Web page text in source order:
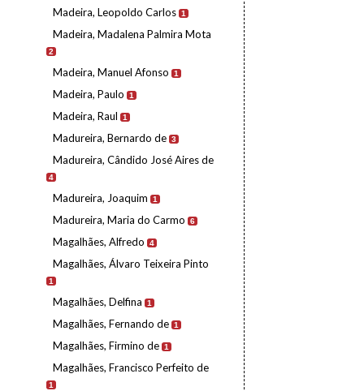
Madeira, Leopoldo Carlos 1
Madeira, Madalena Palmira Mota
2
Madeira, Manuel Afonso 1
Madeira, Paulo 1
Madeira, Raul 1
Madureira, Bernardo de 3
Madureira, Cândido José Aires de
4
Madureira, Joaquim 1
Madureira, Maria do Carmo 6
Magalhães, Alfredo 4
Magalhães, Álvaro Teixeira Pinto
1
Magalhães, Delfina 1
Magalhães, Fernando de 1
Magalhães, Firmino de 1
Magalhães, Francisco Perfeito de
1